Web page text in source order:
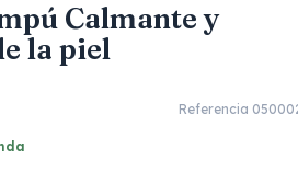
Calmante y
la piel
Referencia